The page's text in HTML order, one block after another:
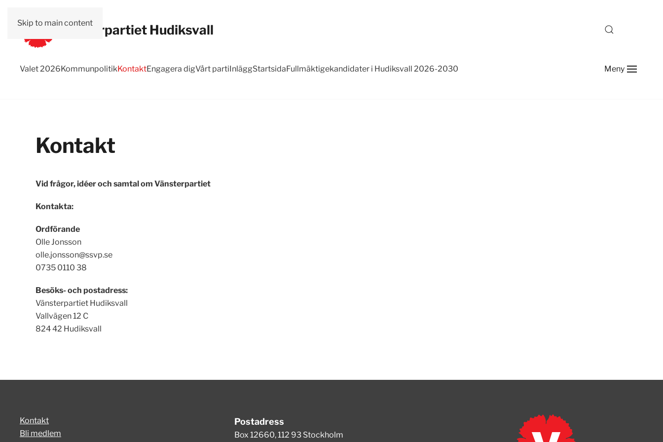
Skip to main contentVänsterpartiet Hudiksvall
Valet 2026KommunpolitikKontaktEngagera digVårt partiInläggStartsidaFullmäktigekandidater i Hudiksvall 2026-2030 Meny
Kontakt
Vid frågor, idéer och samtal om Vänsterpartiet
Kontakta:
Ordförande
Olle Jonsson
olle.jonsson@ssvp.se
0735 0110 38
Besöks- och postadress:
Vänsterpartiet Hudiksvall
Vallvägen 12 C
824 42 Hudiksvall
Kontakt
Bli medlem
Postadress
Box 12660, 112 93 Stockholm